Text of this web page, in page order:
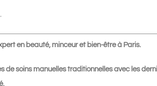
en beauté, minceur et bien-être à Paris.
de soins manuelles traditionnelles avec les